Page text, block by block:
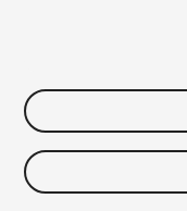
$11.99
세금/부가세는 결제 시 반